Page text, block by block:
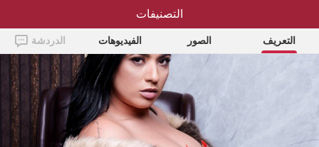
RAYSSAGARCIA
التعريف الصور الفيديوهات الدردشة
التصنيفات